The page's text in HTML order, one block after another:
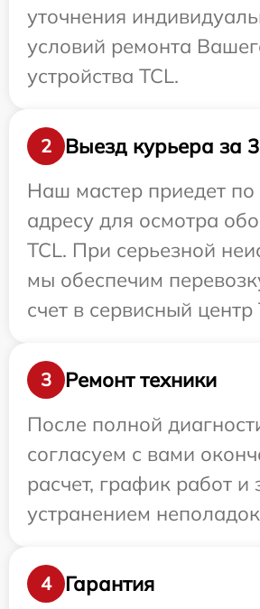
уточнения
условий ремонта
устройства TCL.
2
Выезд курьера за
Наш мастер приедет
адресу для осмотра
TCL. При серьезной
мы обеспечим
счет в сервисный центр
3
Ремонт техники
После полной
согласуем с вами
расчет, график работ и
устранением
4 Гарантия